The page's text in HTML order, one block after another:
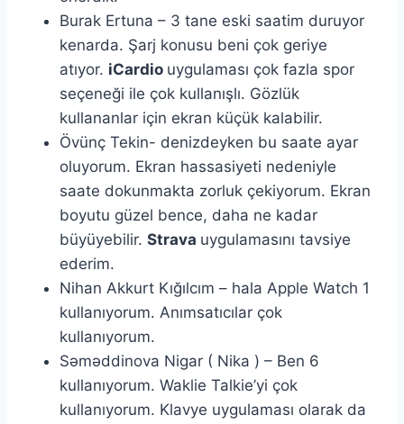
Burak Ertuna – 3 tane eski saatim duruyor
kenarda. Şarj konusu beni çok geriye
atıyor. iCardio uygulaması çok fazla spor
seçeneği ile çok kullanışlı. Gözlük
kullananlar için ekran küçük kalabilir.
Övünç Tekin- denizdeyken bu saate ayar
oluyorum. Ekran hassasiyeti nedeniyle
saate dokunmakta zorluk çekiyorum. Ekran
boyutu güzel bence, daha ne kadar
büyüyebilir. Strava uygulamasını tavsiye
ederim.
Nihan Akkurt Kığılcım – hala Apple Watch 1
kullanıyorum. Anımsatıcılar çok
kullanıyorum.
Səməddinova Nigar ( Nika ) – Ben 6
kullanıyorum. Waklie Talkie’yi çok
kullanıyorum. Klavye uygulaması olarak da